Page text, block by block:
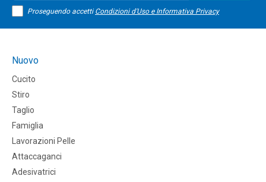
Proseguendo accetti Condizioni d'Uso e Informativa Privacy
Nuovo
Cucito
Stiro
Taglio
Famiglia
Lavorazioni Pelle
Attaccaganci
Adesivatrici